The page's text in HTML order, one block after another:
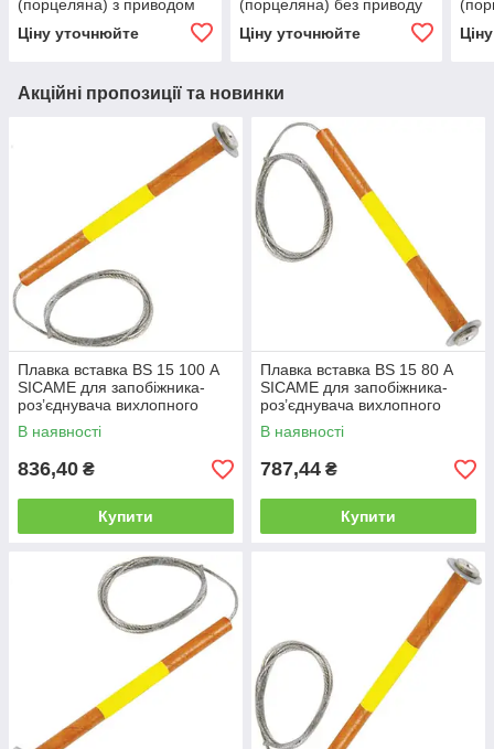
(порцеляна) з приводом
Ціну уточнюйте
(порцеляна) без приводу
Ціну уточнюйте
Акційні пропозиції та новинки
Плавка вставка BS 15 100 А
SICAME для запобіжника-
роз’єднувача вихлопного
типу, нитка запобіжника
В наявності
836,40 ₴
Купити
Плавка вставка BS 15 80 А
SICAME для запобіжника-
роз’єднувача вихлопного
типу, нитка запобіжника
В наявності
787,44 ₴
Купити